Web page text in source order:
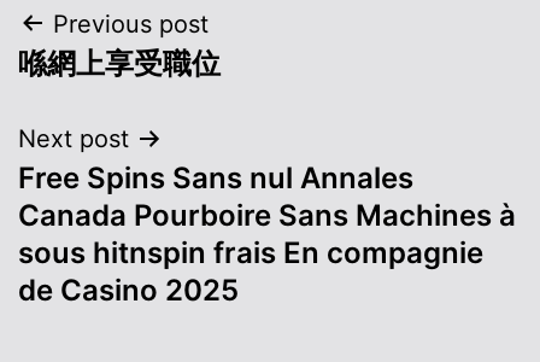
Post
navigation
Previous post
喺網上享受職位
Next post
Free Spins Sans nul Annales
Canada Pourboire Sans Machines à
sous hitnspin frais En compagnie
de Casino 2025